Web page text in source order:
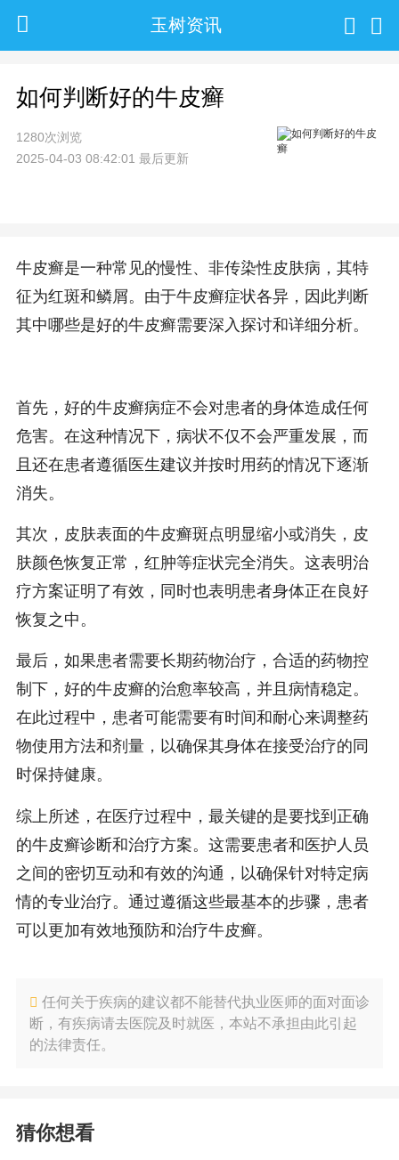
玉树资讯
如何判断好的牛皮癣
1280次浏览
2025-04-03 08:42:01 最后更新
牛皮癣是一种常见的慢性、非传染性皮肤病，其特
征为红斑和鳞屑。由于牛皮癣症状各异，因此判断
其中哪些是好的牛皮癣需要深入探讨和详细分析。
首先，好的牛皮癣病症不会对患者的身体造成任何
危害。在这种情况下，病状不仅不会严重发展，而
且还在患者遵循医生建议并按时用药的情况下逐渐
消失。
其次，皮肤表面的牛皮癣斑点明显缩小或消失，皮
肤颜色恢复正常，红肿等症状完全消失。这表明治
疗方案证明了有效，同时也表明患者身体正在良好
恢复之中。
最后，如果患者需要长期药物治疗，合适的药物控
制下，好的牛皮癣的治愈率较高，并且病情稳定。
在此过程中，患者可能需要有时间和耐心来调整药
物使用方法和剂量，以确保其身体在接受治疗的同
时保持健康。
综上所述，在医疗过程中，最关键的是要找到正确
的牛皮癣诊断和治疗方案。这需要患者和医护人员
之间的密切互动和有效的沟通，以确保针对特定病
情的专业治疗。通过遵循这些最基本的步骤，患者
可以更加有效地预防和治疗牛皮癣。
任何关于疾病的建议都不能替代执业医师的面对面诊
断，有疾病请去医院及时就医，本站不承担由此引起
的法律责任。
猜你想看